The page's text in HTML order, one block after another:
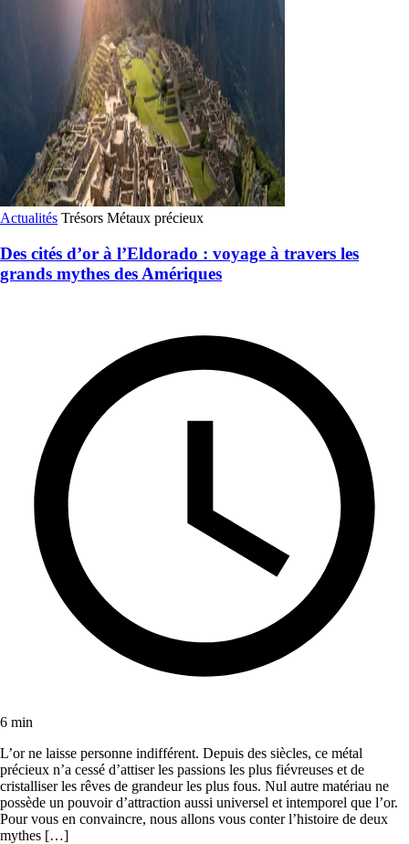
Actualités Trésors Métaux précieux
Des cités d’or à l’Eldorado : voyage à travers les
grands mythes des Amériques
6 min
L’or ne laisse personne indifférent. Depuis des siècles, ce métal
précieux n’a cessé d’attiser les passions les plus fiévreuses et de
cristalliser les rêves de grandeur les plus fous. Nul autre matériau ne
possède un pouvoir d’attraction aussi universel et intemporel que l’or.
Pour vous en convaincre, nous allons vous conter l’histoire de deux
mythes […]